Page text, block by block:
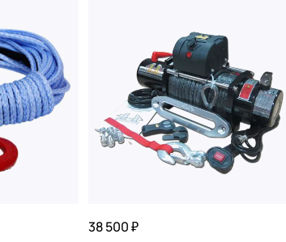
38 500 ₽